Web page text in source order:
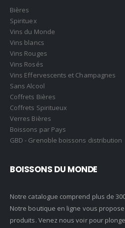
Bières
Spirituex
Vins du Monde
Vins blancs
Vins Rouges
Vins Rosés
Vins Effervescents et Champagnes
Sans Alcool
Coffrets Bières
Coffrets Spiritueux
Verres Bières
Boissons par Pays
GBD - Grenoble boissons distribution
BOISSONS DU MONDE
Notre catalogue comprend plus de
Notre boutique en ligne vous
produits. Venez nous voir pour